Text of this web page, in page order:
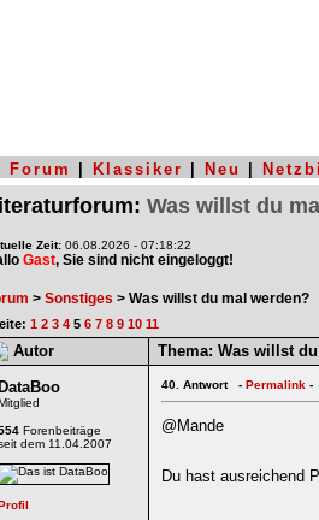
Forum Klassiker Neu
Was willst du
Zeit: 06.08.2026 - 07:18:22
Gast, Sie sind nicht eingeloggt!
> Sonstiges > Was willst du mal werden?
1 2 3 4 5 6 7 8 9 10 11
Autor Thema: Was willst
DataBoo
Forenbeiträge
dem 11.04.2007
40. Antwort - Permalink -
@Mande
Du hast ausreichend